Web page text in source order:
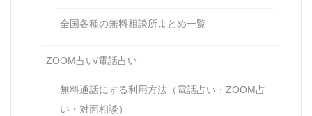
全国各種の無料相談所まとめ一覧
ZOOM占い/電話占い
無料通話にする利用方法（電話占い・ZOOM占
い・対面相談）